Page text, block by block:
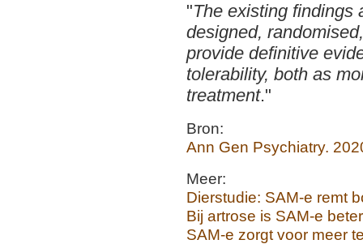
"The existing findings
designed,
provide definitive
tolerability, both as
treatment."
Bron:
Ann Gen Psychiatry.
Meer:
Dierstudie: SAM-e remt
Bij artrose is SAM-e
SAM-e zorgt voor meer